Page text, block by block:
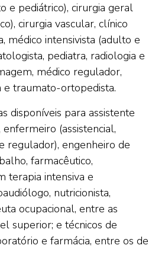
e pediátrico), cirurgia geral
cirurgia vascular, clínico
médico intensivista (adulto e
pediatra, radiologia e
médico regulador,
e traumato-ortopedista.
disponíveis para assistente
enfermeiro (assistencial,
regulador), engenheiro de
farmacêutico,
terapia intensiva e
nutricionista,
ocupacional, entre as
superior; e técnicos de
e farmácia, entre os de